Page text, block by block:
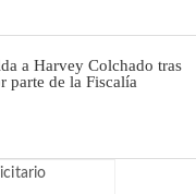
a Harvey Colchado tras
parte de la Fiscalía